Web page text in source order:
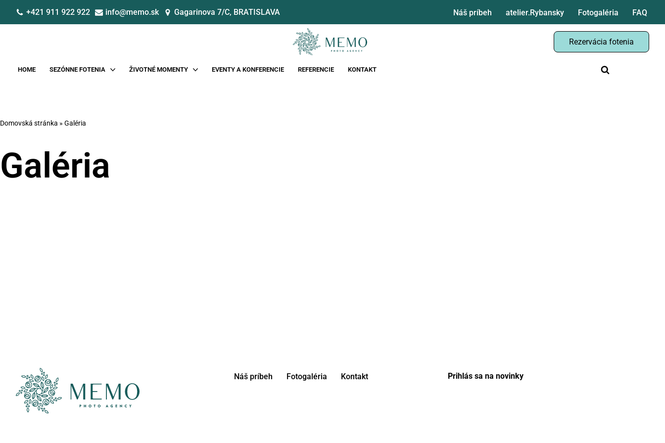
Preskočiť
+421 911 922 922 info@memo.sk Gagarinova 7/C, BRATISLAVA Náš príbeh atelier.Rybansky Fotogaléria FAQ
Rezervácia fotenia
HOME SEZÓNNE FOTENIA ŽIVOTNÉ MOMENTY EVENTY A KONFERENCIE REFERENCIE KONTAKT
Domovská stránka » Galéria
Galéria
Náš príbeh Fotogaléria Kontakt Prihlás sa na novinky